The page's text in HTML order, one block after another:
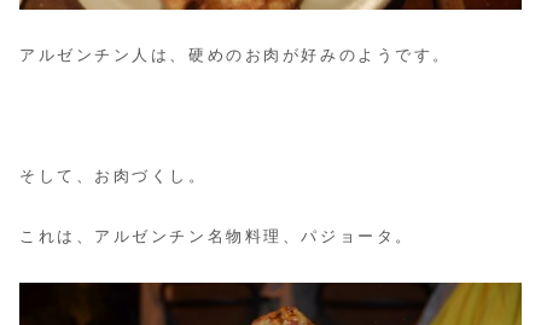
アルゼンチン人は、硬めのお肉が好みのようです。
そして、お肉づくし。
これは、アルゼンチン名物料理、パジョータ。